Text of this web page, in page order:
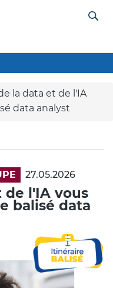
la data et de l'IA
data analyst
27.05.2026
de l'IA vous
balisé data